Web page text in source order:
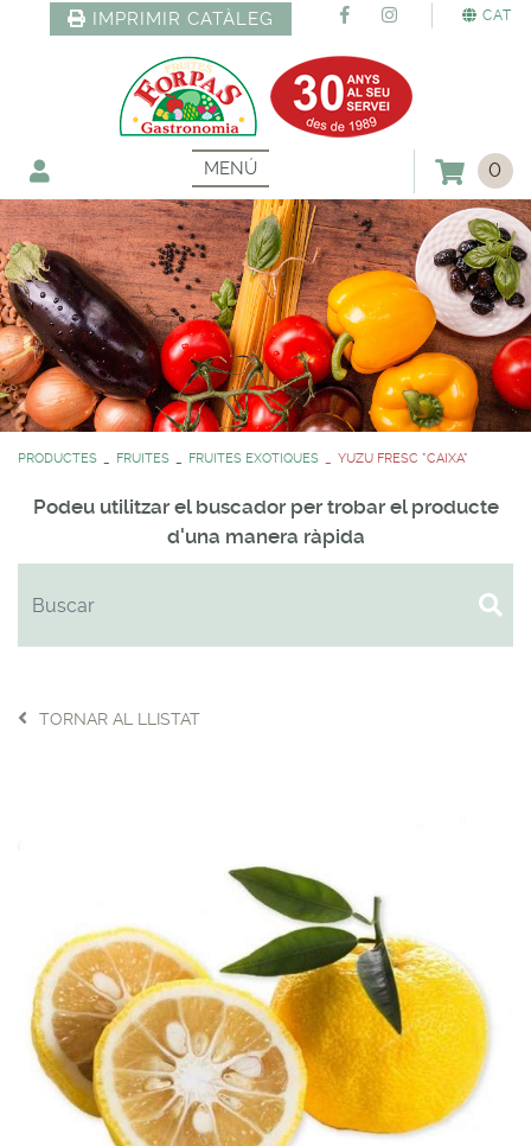
CAT
IMPRIMIR CATÀLEG
MENÚ 0
PRODUCTES FRUITES FRUITES EXOTIQUES YUZU FRESC *CAIXA*
Podeu utilitzar el buscador per trobar el producte
d'una manera ràpida
TORNAR AL LLISTAT